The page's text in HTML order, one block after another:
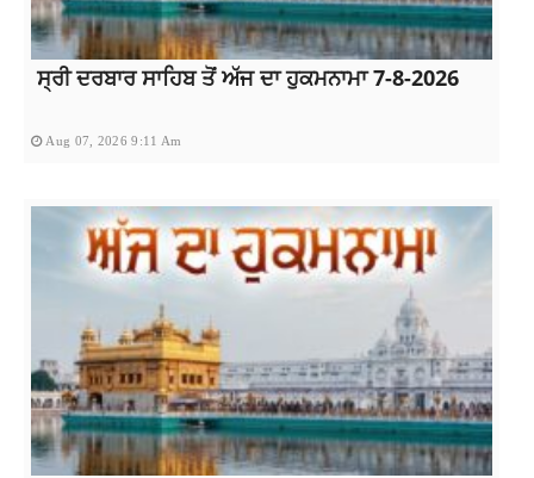
ਸ੍ਰੀ ਦਰਬਾਰ ਸਾਹਿਬ ਤੋਂ ਅੱਜ ਦਾ ਹੁਕਮਨਾਮਾ 7-8-2026
Aug 07, 2026 9:11 Am